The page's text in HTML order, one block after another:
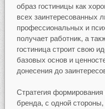
образ гостиницы как
всех заинтересованных
профессиональных и
получает работник, а
гостиница строит свою
базовых основ и
донесения до
Стратегия формирования
бренда, с одной